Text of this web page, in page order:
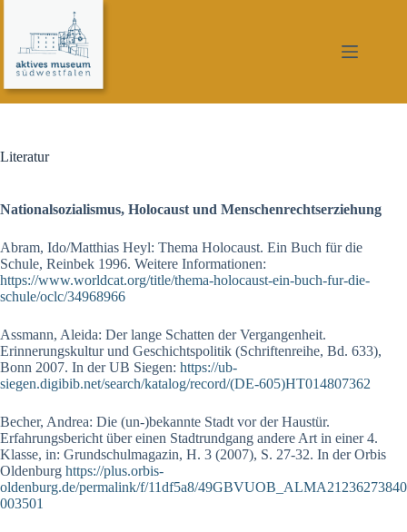
springen
Literatur
Nationalsozialismus, Holocaust und Menschenrechtserziehung
Abram, Ido/Matthias Heyl: Thema Holocaust. Ein Buch für die
Schule, Reinbek 1996. Weitere Informationen:
https://www.worldcat.org/title/thema-holocaust-ein-buch-fur-die-
schule/oclc/34968966
Assmann, Aleida: Der lange Schatten der Vergangenheit.
Erinnerungskultur und Geschichtspolitik (Schriftenreihe, Bd. 633),
Bonn 2007. In der UB Siegen: https://ub-
siegen.digibib.net/search/katalog/record/(DE-605)HT014807362
Becher, Andrea: Die (un-)bekannte Stadt vor der Haustür.
Erfahrungsbericht über einen Stadtrundgang andere Art in einer 4.
Klasse, in: Grundschulmagazin, H. 3 (2007), S. 27-32. In der Orbis
Oldenburg https://plus.orbis-
oldenburg.de/permalink/f/11df5a8/49GBVUOB_ALMA21236273840
003501